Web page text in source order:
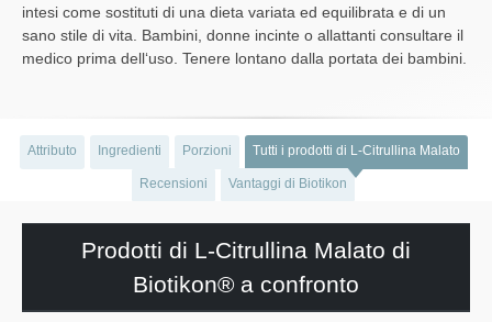
intesi come sostituti di una dieta variata ed equilibrata e di un
sano stile di vita. Bambini, donne incinte o allattanti consultare il
medico prima dell‘uso. Tenere lontano dalla portata dei bambini.
Attributo Ingredienti Porzioni Tutti i prodotti di L-Citrullina Malato
Recensioni Vantaggi di Biotikon
Prodotti di L-Citrullina Malato di
Biotikon® a confronto